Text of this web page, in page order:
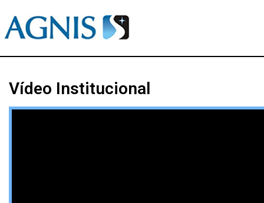
Vídeo Institucional